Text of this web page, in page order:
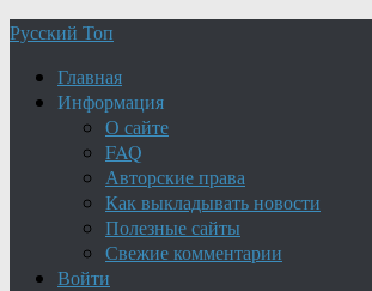
Русский Топ
Главная
Информация
О сайте
FAQ
Авторские права
Как выкладывать новости
Полезные сайты
Свежие комментарии
Войти